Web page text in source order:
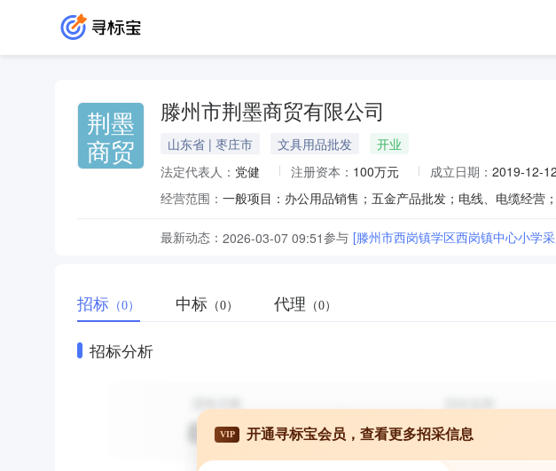
荆墨
商贸
滕州市荆墨商贸有限公司
山东省 | 枣庄市 文具用品批发
开业
法定代表人： 党健 注册资本： 100万元 成立日期： 2019-12-12
经营范围：
最新动态： 2026-03-07 09:51参与 [滕州市西岗镇学区西岗镇中心小学
招标 （0） 中标 （0） 代理 （0）
招标分析
VIP 开通寻标宝会员，查看更多招采信息